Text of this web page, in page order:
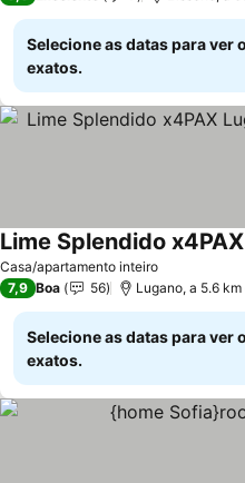
Selecione as datas para ver
exatos.
Casa/apartamento inteiro
7,9 Boa 56 Lugano, a 5.6
Selecione as datas para ver
exatos.